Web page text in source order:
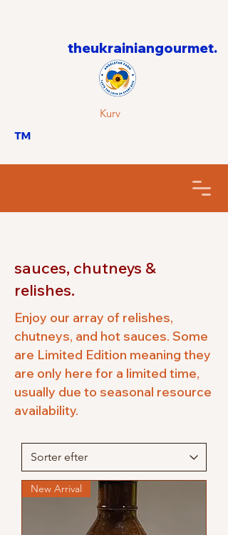
theukrainiangourmet.
Kurv
™
sauces, chutneys &
relishes.
Enjoy our array of relishes,
chutneys, and hot sauces. Some
are Limited Edition meaning they
are only here for a limited time,
usually due to seasonal resource
availability.
New Arrival